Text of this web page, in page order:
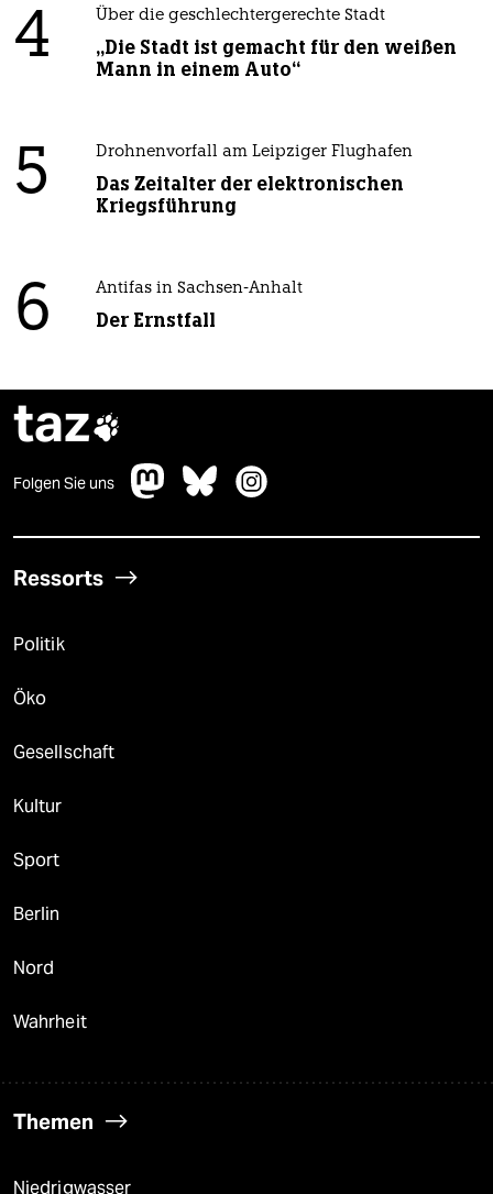
4 Über die geschlechtergerechte Stadt
„Die Stadt ist gemacht für den weißen
Mann in einem Auto“
5 Drohnenvorfall am Leipziger Flughafen
Das Zeitalter der elektronischen
Kriegsführung
6 Antifas in Sachsen-Anhalt
Der Ernstfall
taz
Folgen Sie uns
Ressorts
Politik
Öko
Gesellschaft
Kultur
Sport
Berlin
Nord
Wahrheit
Themen
Niedrigwasser